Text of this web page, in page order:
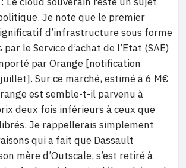
Je note que le premier
d’infrastructure sous forme
le Service d’achat de l’Etat (SAE)
par Orange [notification
Sur ce marché, estimé à 6 M€
est semble-t-il parvenu à
deux fois inférieurs à ceux que
Je rappellerais simplement
qui a fait que Dassault
mère d’Outscale, s’est retiré à